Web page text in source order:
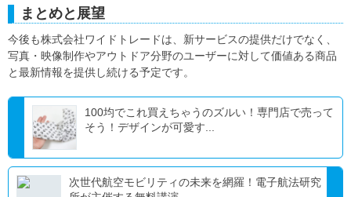
まとめと展望
今後も株式会社ワイドトレードは、新サービスの提供だけでなく、
写真・映像制作やアウトドア分野のユーザーに対して価値ある商品
と最新情報を提供し続ける予定です。
100均でこれ買えちゃうのズルい！専門店で売って
そう！デザインが可愛す...
次世代航空モビリティの未来を網羅！電子航法研究